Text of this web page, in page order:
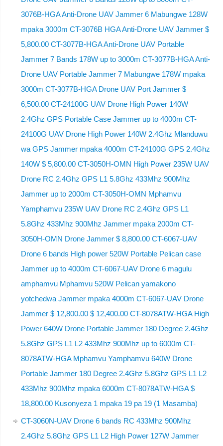
3076B-HGA Anti-Drone UAV Jammer 6 Mabungwe 128W
mpaka 3000m CT-3076B HGA Anti-Drone UAV Jammer $
5,800.00 CT-3077B-HGA Anti-Drone UAV Portable
Jammer 7 Bands 178W up to 3000m CT-3077B-HGA Anti-
Drone UAV Portable Jammer 7 Mabungwe 178W mpaka
3000m CT-3077B-HGA Drone UAV Port Jammer $
6,500.00 CT-24100G UAV Drone High Power 140W
2.4Ghz GPS Portable Case Jammer up to 4000m CT-
24100G UAV Drone High Power 140W 2.4Ghz Mlanduwu
wa GPS Jammer mpaka 4000m CT-24100G GPS 2.4Ghz
140W $ 5,800.00 CT-3050H-OMN High Power 235W UAV
Drone RC 2.4Ghz GPS L1 5.8Ghz 433Mhz 900Mhz
Jammer up to 2000m CT-3050H-OMN Mphamvu
Yamphamvu 235W UAV Drone RC 2.4Ghz GPS L1
5.8Ghz 433Mhz 900Mhz Jammer mpaka 2000m CT-
3050H-OMN Drone Jammer $ 8,800.00 CT-6067-UAV
Drone 6 bands High power 520W Portable Pelican case
Jammer up to 4000m CT-6067-UAV Drone 6 magulu
amphamvu Mphamvu 520W Pelican yamakono
yotchedwa Jammer mpaka 4000m CT-6067-UAV Drone
Jammer $ 12,800.00 $ 12,400.00 CT-8078ATW-HGA High
Power 640W Drone Portable Jammer 180 Degree 2.4Ghz
5.8Ghz GPS L1 L2 433Mhz 900Mhz up to 6000m CT-
8078ATW-HGA Mphamvu Yamphamvu 640W Drone
Portable Jammer 180 Degree 2.4Ghz 5.8Ghz GPS L1 L2
433Mhz 900Mhz mpaka 6000m CT-8078ATW-HGA $
18,800.00 Kusonyeza 1 mpaka 19 pa 19 (1 Masamba)
CT-3060N-UAV Drone 6 bands RC 433Mhz 900Mhz
2.4Ghz 5.8Ghz GPS L1 L2 High Power 127W Jammer